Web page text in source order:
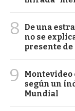
8
De una
no se
presente
9
Montevideo
según un
Mundial